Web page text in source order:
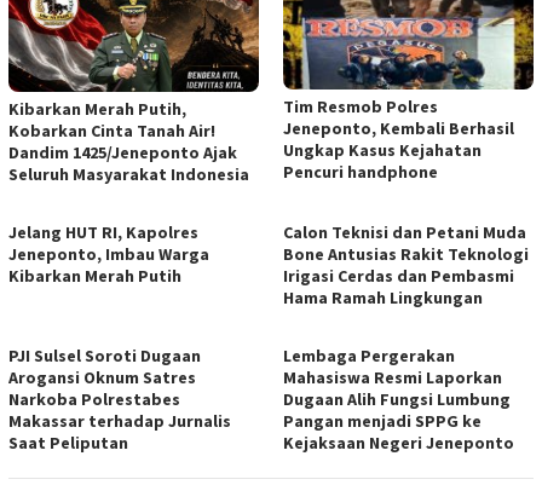
Kibarkan Merah Putih,
Kobarkan Cinta Tanah Air!
Dandim 1425/Jeneponto Ajak
Seluruh Masyarakat Indonesia
Tim Resmob Polres
Jeneponto, Kembali Berhasil
Ungkap Kasus Kejahatan
Pencuri handphone
Jelang HUT RI, Kapolres
Jeneponto, Imbau Warga
Kibarkan Merah Putih
Calon Teknisi dan Petani Muda
Bone Antusias Rakit Teknologi
Irigasi Cerdas dan Pembasmi
Hama Ramah Lingkungan
PJI Sulsel Soroti Dugaan
Arogansi Oknum Satres
Narkoba Polrestabes
Makassar terhadap Jurnalis
Saat Peliputan
Lembaga Pergerakan
Mahasiswa Resmi Laporkan
Dugaan Alih Fungsi Lumbung
Pangan menjadi SPPG ke
Kejaksaan Negeri Jeneponto